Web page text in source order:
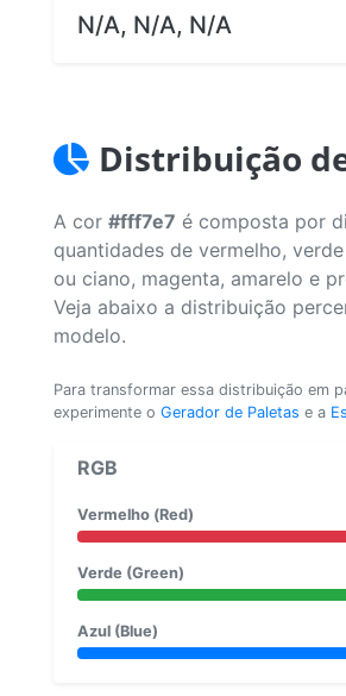
N/A, N/A, N/A
Distribuição
A cor #fff7e7 é composta por
quantidades de vermelho, verde
ou ciano, magenta, amarelo e
Veja abaixo a distribuição
modelo.
Para transformar essa distribuição em
experimente o Gerador de Paletas e a
RGB
Vermelho (Red)
Verde (Green)
Azul (Blue)